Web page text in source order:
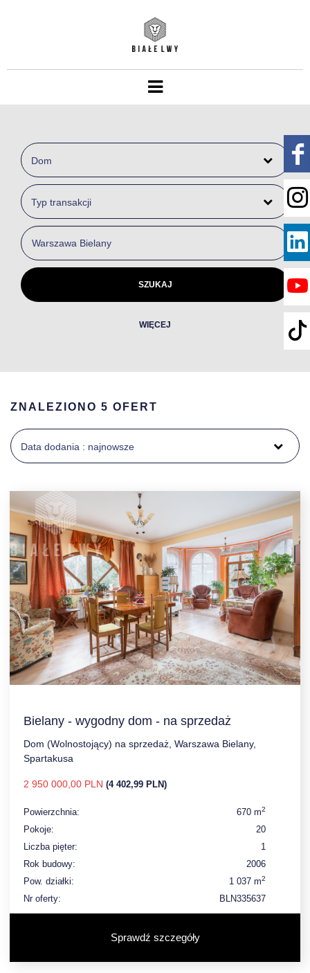
Dom
Typ transakcji
WIĘCEJ
ZNALEZIONO 5 OFERT
Data dodania : najnowsze
Bielany - wygodny dom - na sprzedaż
Dom (Wolnostojący) na sprzedaż, Warszawa Bielany,
Spartakusa
2 950 000,00 PLN (4 402,99 PLN)
Powierzchnia: 670 m2
Pokoje:
20
Liczba pięter:
1
Rok budowy:
2006
Pow. działki:
1 037 m2
Nr oferty: BLN335637
Sprawdź szczegóły